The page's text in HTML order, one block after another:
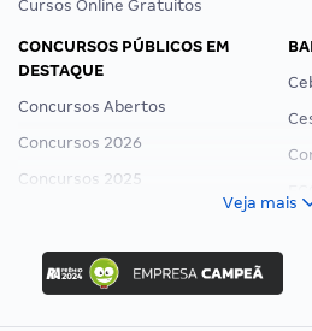
Cursos Online Gratuitos
CONCURSOS PÚBLICOS EM
DESTAQUE
Concursos Abertos
Concursos 2026
Concursos 2025
Concurso Ibama
Concurso MPU
Editais publicados
Veja mais